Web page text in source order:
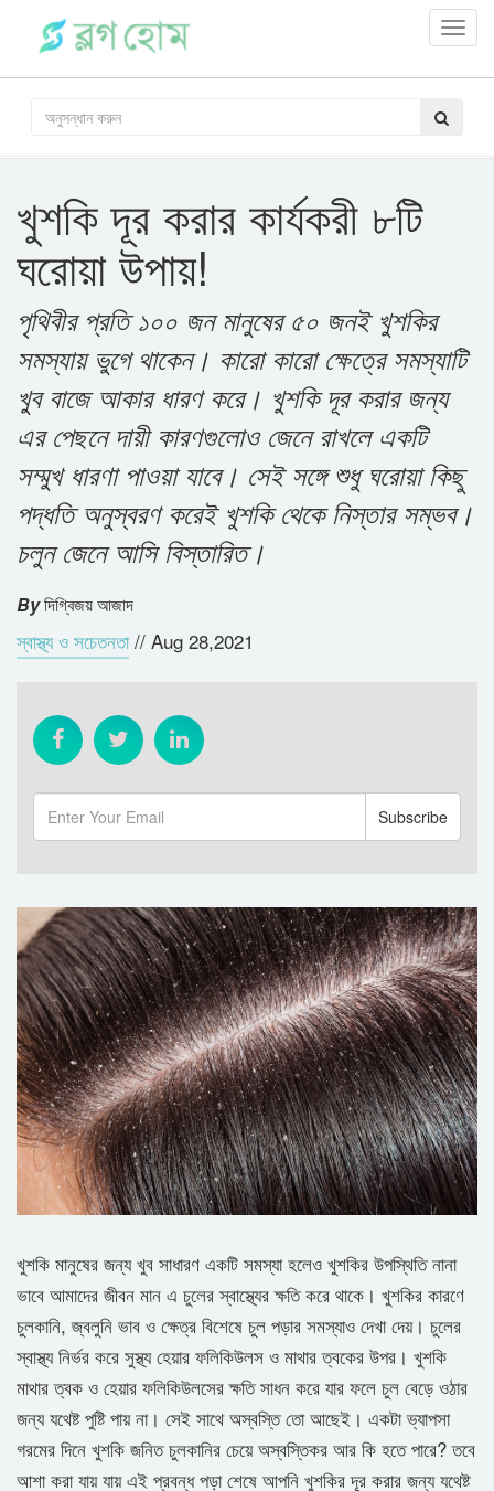
খুশকি দূর করার কার্যকরী ৮টি
ঘরোয়া উপায়!
পৃথিবীর প্রতি ১০০ জন মানুষের ৫০ জনই খুশকির
সমস্যায় ভুগে থাকেন। কারো কারো ক্ষেত্রে সমস্যাটি
খুব বাজে আকার ধারণ করে। খুশকি দূর করার জন্য
এর পেছনে দায়ী কারণগুলোও জেনে রাখলে একটি
সম্মুখ ধারণা পাওয়া যাবে। সেই সঙ্গে শুধু ঘরোয়া কিছু
পদ্ধতি অনুস্বরণ করেই খুশকি থেকে নিস্তার সম্ভব।
চলুন জেনে আসি বিস্তারিত।
Byদিগ্বিজয় আজাদ
স্বাস্থ্য ও সচেতনতা // Aug 28,2021
খুশকি মানুষের জন্য খুব সাধারণ একটি সমস্যা হলেও খুশকির উপস্থিতি নানা
ভাবে আমাদের জীবন মান এ চুলের স্বাস্থ্যের ক্ষতি করে থাকে। খুশকির কারণে
চুলকানি, জ্বলুনি ভাব ও ক্ষেত্র বিশেষে চুল পড়ার সমস্যাও দেখা দেয়। চুলের
স্বাস্থ্য নির্ভর করে সুস্থ্য হেয়ার ফলিকিউলস ও মাথার ত্বকের উপর। খুশকি
মাথার ত্বক ও হেয়ার ফলিকিউলসের ক্ষতি সাধন করে যার ফলে চুল বেড়ে ওঠার
জন্য যথেষ্ট পুষ্টি পায় না। সেই সাথে অস্বস্তি তো আছেই। একটা ভ্যাপসা
গরমের দিনে খুশকি জনিত চুলকানির চেয়ে অস্বস্তিকর আর কি হতে পারে? তবে
আশা করা যায় যায় এই প্রবন্ধ পড়া শেষে আপনি খুশকির দূর করার জন্য যথেষ্ট